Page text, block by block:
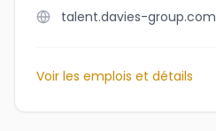
talent.davies-group.com
Voir les emplois et détails